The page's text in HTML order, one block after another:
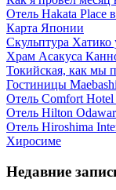
Отель Hakata Place
Карта Японии
Скульптура
Храм Асакуса
Токийская, как мы
Гостиницы Maebashi
Отель Comfort
Отель Hilton
Отель Hiroshima
Хиросиме
Недавние